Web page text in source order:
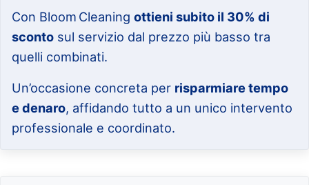
Con Bloom Cleaningottieni subito il 30% di
sconto sul servizio dal prezzo più basso tra
quelli combinati.
Un’occasione concreta per risparmiare tempo
e denaro, affidando tutto a un unico intervento
professionale e coordinato.